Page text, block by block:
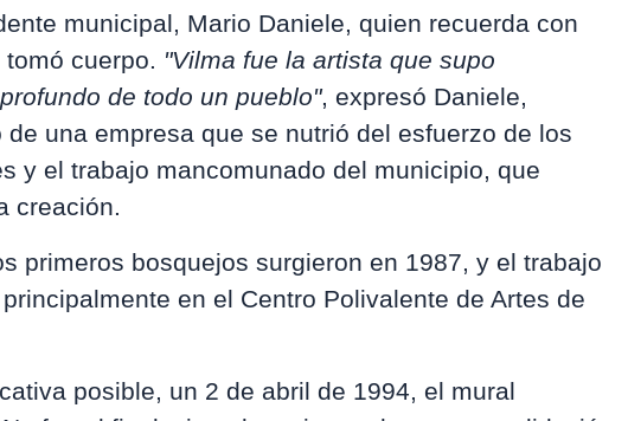
municipal, Mario Daniele, quien recuerda con
cuerpo. "Vilma fue la artista que supo
de todo un pueblo", expresó Daniele,
una empresa que se nutrió del esfuerzo de los
y el trabajo mancomunado del municipio, que
creación.
primeros bosquejos surgieron en 1987, y el trabajo
en el Centro Polivalente de Artes de
posible, un 2 de abril de 1994, el mural